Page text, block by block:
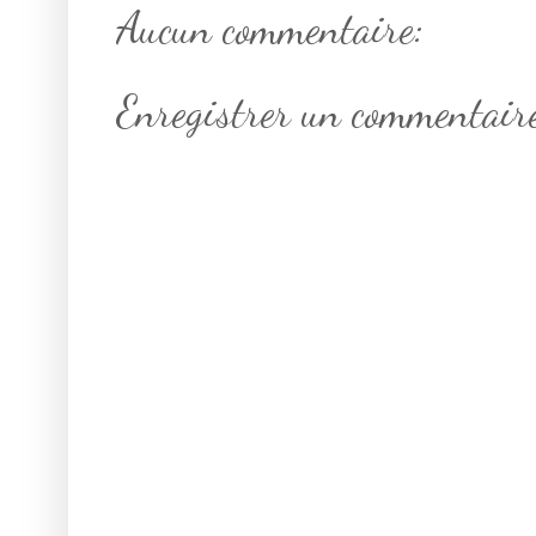
Aucun commentaire:
Enregistrer un